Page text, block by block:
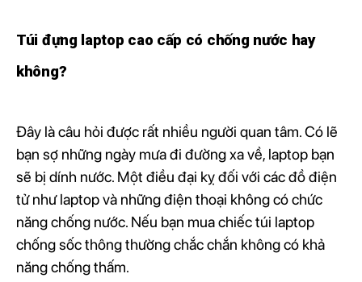
Túi đựng laptop cao cấp có chống nước hay
không?
Đây là câu hỏi được rất nhiều người quan tâm. Có lẽ
bạn sợ những ngày mưa đi đường xa về, laptop bạn
sẽ bị dính nước. Một điều đại kỵ đối với các đồ điện
tử như laptop và những điện thoại không có chức
năng chống nước. Nếu bạn mua chiếc túi laptop
chống sốc thông thường chắc chắn không có khả
năng chống thấm.